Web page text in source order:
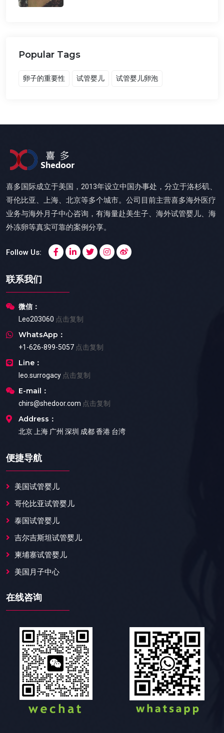
Popular Tags
卵子的重要性 试管婴儿 试管婴儿卵泡
喜多国际成立于美国，2013年设立中国办事处，分立于洛杉矶、
哥伦比亚、上海、北京等多个城市。公司目前主营喜多海外医疗
业务与海外月子中心咨询，有海量赴美生子、海外试管婴儿、海
外冻卵等真实可靠的案例分享。
Follow Us:
联系我们
微信：
Leo203060 点击复制
WhatsApp：
+1-626-899-5057 点击复制
Line：
leo.surrogacy 点击复制
E-mail：
chirs@shedoor.com 点击复制
Address：
北京 上海 广州 深圳 成都 香港 台湾
便捷导航
美国试管婴儿
哥伦比亚试管婴儿
泰国试管婴儿
吉尔吉斯坦试管婴儿
柬埔寨试管婴儿
美国月子中心
在线咨询